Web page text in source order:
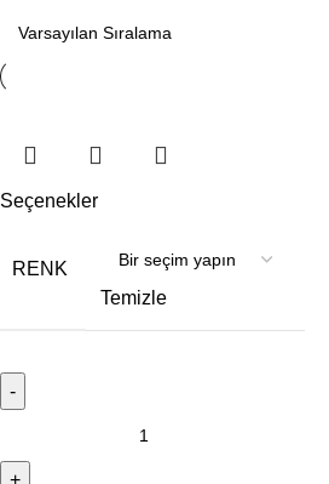
Seçenekler
RENK
Temizle